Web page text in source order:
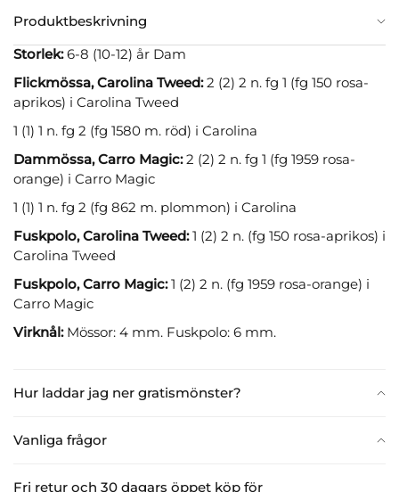
Produktbeskrivning
Hur laddar jag ner gratismönster?
Vanliga frågor
Fri retur och 30 dagars öppet köp för
Storlek:6-8 (10-12) år Dam
Flickmössa, Carolina Tweed:2 (2) 2 n. fg 1 (fg 150 rosa-
aprikos) i Carolina Tweed
1 (1) 1 n. fg 2 (fg 1580 m. röd) i Carolina
Dammössa, Carro Magic:2 (2) 2 n. fg 1 (fg 1959 rosa-
orange) i Carro Magic
1 (1) 1 n. fg 2 (fg 862 m. plommon) i Carolina
Fuskpolo, Carolina Tweed:1 (2) 2 n. (fg 150 rosa-aprikos) i
Carolina Tweed
Fuskpolo, Carro Magic:1 (2) 2 n. (fg 1959 rosa-orange) i
Carro Magic
Virknål: Mössor: 4 mm. Fuskpolo: 6 mm.